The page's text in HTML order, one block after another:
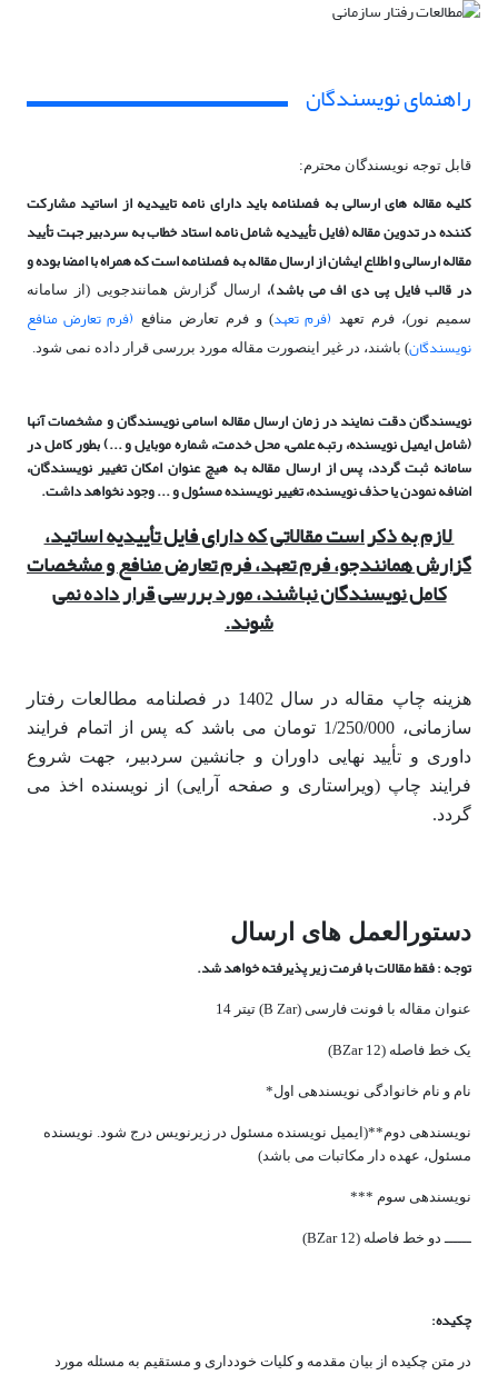
راهنمای نویسندگان
قابل توجه نویسندگان محترم:
کلیه مقاله های ارسالی به فصلنامه باید دارای نامه تاییدیه از اساتید مشارکت
کننده در تدوین مقاله (فایل تأییدیه شامل نامه استاد خطاب به سردبیر جهت تأیید
مقاله ارسالی و اطلاع ایشان از ارسال مقاله به فصلنامه است که همراه با امضا بوده و
در قالب فایل پی دی اف می باشد)،
ارسال گزارش همانندجویی (از سامانه
سمیم نور)، فرم تعهد (فرم تعهد) و فرم تعارض منافع (فرم تعارض منافع
نویسندگان) باشند، در غیر اینصورت مقاله مورد بررسی قرار داده نمی شود.
نویسندگان دقت نمایند در زمان ارسال مقاله اسامی نویسندگان و مشخصات آنها
(شامل ایمیل نویسنده، رتبه علمی، محل خدمت، شماره موبایل و ...) بطور کامل در
سامانه ثبت گردد، پس از ارسال مقاله به هیچ عنوان امکان تغییر نویسندگان،
اضافه نمودن یا حذف نویسنده، تغییر نویسنده مسئول و ... وجود نخواهد داشت.
لازم به ذکر است مقالاتی که دارای فایل تأییدیه اساتید،
گزارش همانندجو، فرم تعهد، فرم تعارض منافع و مشخصات
کامل نویسندگان نباشند، مورد بررسی قرار داده نمی
شوند.
هزینه چاپ مقاله در سال 1402 در فصلنامه مطالعات رفتار
سازمانی، 1/250/000 تومان می باشد که پس از اتمام فرایند
داوری و تأیید نهایی داوران و جانشین سردبیر، جهت شروع
فرایند چاپ (ویراستاری و صفحه آرایی) از نویسنده اخذ می
گردد.
دستورالعمل های ارسال
توجه : فقط مقالات با فرمت زیر پذیرفته خواهد شد.
عنوان مقاله با فونت فارسی (B Zar) تیتر 14
یک خط فاصله (BZar 12)
نام و نام خانوادگی نویسنده‎ی اول*
نویسنده‎ی دوم**(ایمیل نویسنده مسئول در زیرنویس درج شود. نویسنده
مسئول، عهده دار مکاتبات می باشد)
نویسنده‎ی سوم ***
ــــــ دو خط فاصله (BZar 12)
چکیده:
در متن چکیده از بیان مقدمه و کلیات خودداری و مستقیم به مسئله‎ مورد